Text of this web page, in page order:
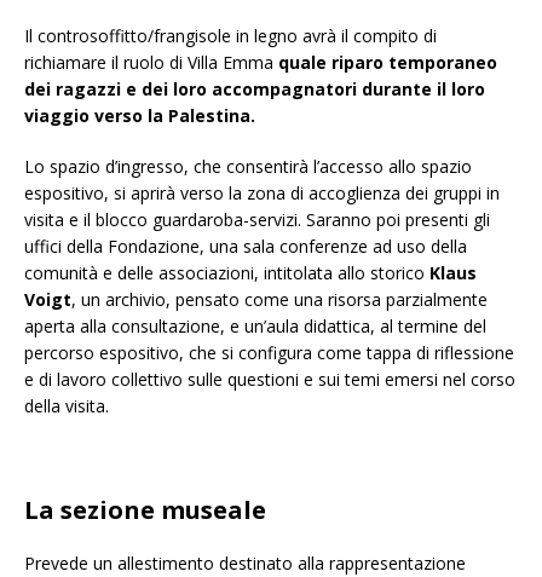
Il controsoffitto/frangisole in legno avrà il compito di
richiamare il ruolo di Villa Emma quale riparo temporaneo
dei ragazzi e dei loro accompagnatori durante il loro
viaggio verso la Palestina.
Lo spazio d’ingresso, che consentirà l’accesso allo spazio
espositivo, si aprirà verso la zona di accoglienza dei gruppi in
visita e il blocco guardaroba-servizi. Saranno poi presenti gli
uffici della Fondazione, una sala conferenze ad uso della
comunità e delle associazioni, intitolata allo storico Klaus
Voigt, un archivio, pensato come una risorsa parzialmente
aperta alla consultazione, e un’aula didattica, al termine del
percorso espositivo, che si configura come tappa di riflessione
e di lavoro collettivo sulle questioni e sui temi emersi nel corso
della visita.
La sezione museale
Prevede un allestimento destinato alla rappresentazione